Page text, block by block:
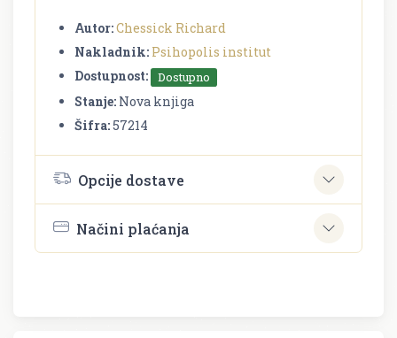
Autor:Chessick Richard
Nakladnik: Psihopolis institut
Dostupnost:
Dostupno
Stanje: Nova knjiga
Šifra:57214
Opcije dostave
Načini plaćanja